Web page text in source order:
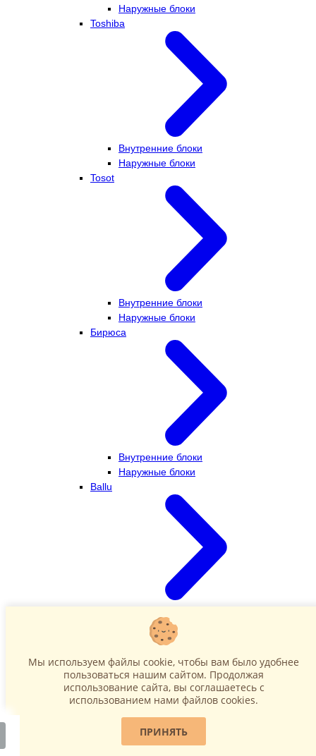
Наружные блоки
Toshiba
Внутренние блоки
Наружные блоки
Tosot
Внутренние блоки
Наружные блоки
Бирюса
Внутренние блоки
Наружные блоки
Ballu
Наружные блоки
Мы используем файлы cookie, чтобы вам было удобнее
пользоваться нашим сайтом. Продолжая
использование сайта, вы соглашаетесь c
использованием нами файлов cookies.
ПРИНЯТЬ